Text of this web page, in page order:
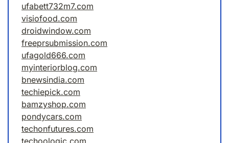
ufabett732m7.com
visiofood.com
droidwindow.com
freeprsubmission.com
ufagold666.com
myinteriorblog.com
bnewsindia.com
techiepick.com
bamzyshop.com
pondycars.com
techonfutures.com